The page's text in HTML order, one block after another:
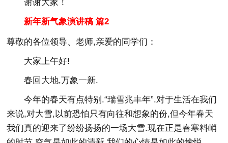
谢谢大家！
新年新气象演讲稿 篇2
尊敬的各位领导、老师,亲爱的同学们：
大家上午好!
春回大地,万象一新.
今年的春天有点特别.“瑞雪兆丰年”.对于生活在我们
来说,对大雪,以前恐怕只有向往和想象的份,但今年春天
我们真的迎来了纷纷扬扬的一场大雪.现在正是春寒料峭